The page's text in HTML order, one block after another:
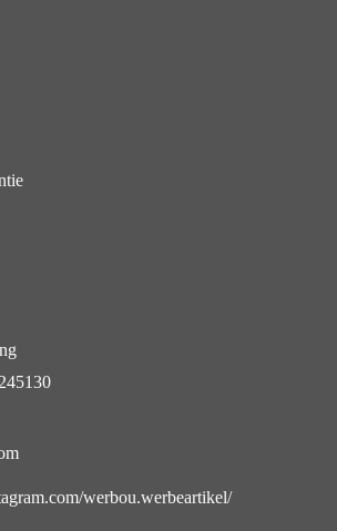
werbou.werbeartikel/